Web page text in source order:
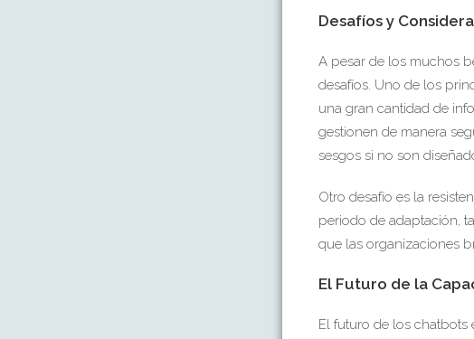
Desafíos y
A pesar de los muchos
desafíos. Uno de los
una gran cantidad de
gestionen de manera
sesgos si no son
Otro desafío es la
periodo de adaptación,
que las organizaciones
El Futuro de la
El futuro de los